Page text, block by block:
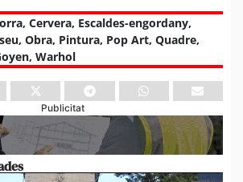
, Cervera, Escaldes-engordany,
, Obra, Pintura, Pop Art, Quadre,
, Warhol
Publicitat